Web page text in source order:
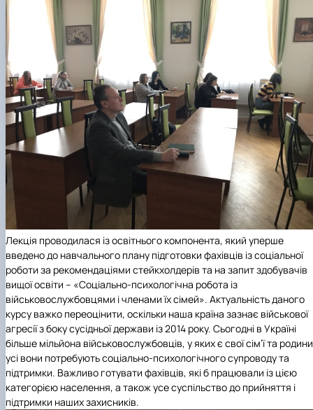
Лекція проводилася із освітнього компонента, який уперше
введено до навчального плану підготовки фахівців із соціальної
роботи за рекомендаціями стейкхолдерів та на запит здобувачів
вищої освіти – «Соціально-психологічна робота із
військовослужбовцями і членами їх сімей». Актуальність даного
курсу важко переоцінити, оскільки наша країна зазнає військової
агресії з боку сусідньої держави із 2014 року. Сьогодні в Україні
більше мільйона військовослужбовців, у яких є свої сім’ї та
усі вони потребують соціально-психологічного супроводу та
підтримки. Важливо готувати фахівців, які б працювали із цією
категорією населення, а також усе суспільство до прийняття і
підтримки наших захисників.